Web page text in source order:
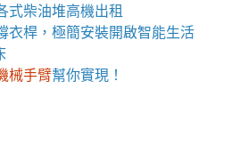
式柴油堆高機出租
衣桿，極簡安裝開啟智能生活
械手臂幫你實現！